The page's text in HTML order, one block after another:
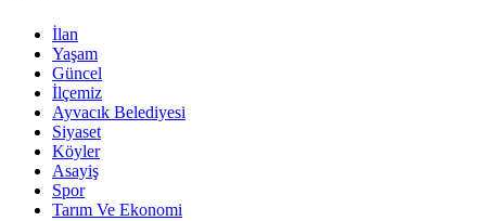
İlan
Yaşam
Güncel
İlçemiz
Ayvacık Belediyesi
Siyaset
Köyler
Asayiş
Spor
Tarım Ve Ekonomi